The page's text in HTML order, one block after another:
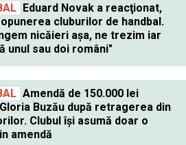
Eduard Novak a reacţionat,
cluburilor de handbal.
nicăieri aşa, ne trezim iar
unul sau doi români"
Amendă de 150.000 lei
Buzău după retragerea din
Clubul îşi asumă doar o
amendă